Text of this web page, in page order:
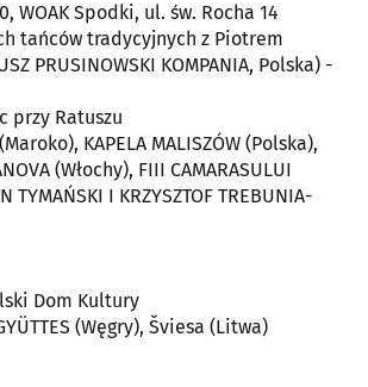
WOAK Spodki, ul. św. Rocha 14
tańców tradycyjnych z Piotrem
PRUSINOWSKI KOMPANIA, Polska) -
przy Ratuszu
KAPELA MALISZÓW (Polska),
(Włochy), FIII CAMARASULUI
TYMAŃSKI I KRZYSZTOF TREBUNIA-
Dom Kultury
(Węgry), Šviesa (Litwa)